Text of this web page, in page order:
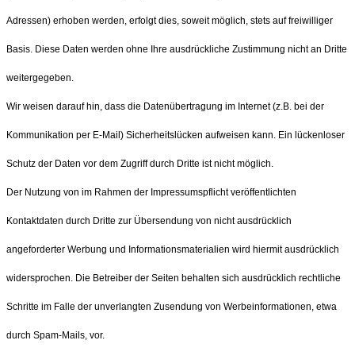
Adressen) erhoben werden, erfolgt dies, soweit möglich, stets auf freiwilliger
Basis. Diese Daten werden ohne Ihre ausdrückliche Zustimmung nicht an Dritte
weitergegeben.
Wir weisen darauf hin, dass die Datenübertragung im Internet (z.B. bei der
Kommunikation per E-Mail) Sicherheitslücken aufweisen kann. Ein lückenloser
Schutz der Daten vor dem Zugriff durch Dritte ist nicht möglich.
Der Nutzung von im Rahmen der Impressumspflicht veröffentlichten
Kontaktdaten durch Dritte zur Übersendung von nicht ausdrücklich
angeforderter Werbung und Informationsmaterialien wird hiermit ausdrücklich
widersprochen. Die Betreiber der Seiten behalten sich ausdrücklich rechtliche
Schritte im Falle der unverlangten Zusendung von Werbeinformationen, etwa
durch Spam-Mails, vor.